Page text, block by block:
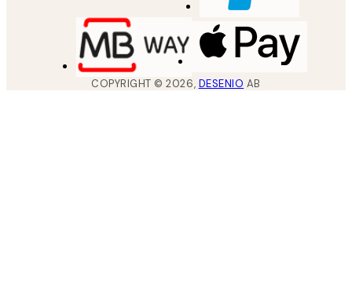
COPYRIGHT ©2026, DESENIO AB